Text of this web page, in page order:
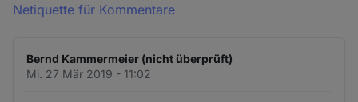
Netiquette für Kommentare
Bernd Kammermeier (nicht überprüft)
Mi. 27 Mär 2019 - 11:02